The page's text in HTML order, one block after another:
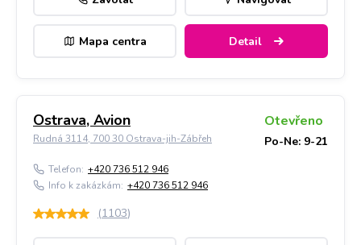
Mapa centra Detail
Ostrava, Avion
Rudná 3114, 700 30 Ostrava-jih-Zábřeh
Otevřeno
Po-Ne: 9-21
Telefon: +420 736 512 946
Info k zakázkám: +420 736 512 946
(1103)